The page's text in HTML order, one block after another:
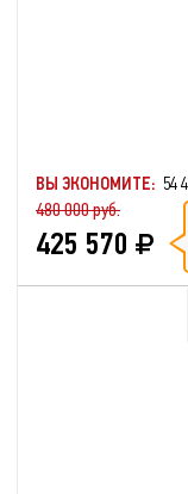
ВЫ ЭКОНОМИТЕ: 54
480 000 руб.
425 570